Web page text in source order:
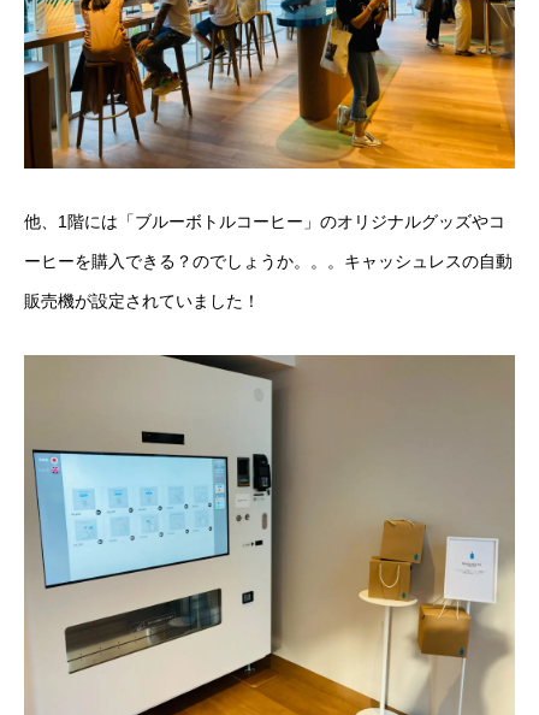
他、1階には「ブルーボトルコーヒー」のオリジナルグッズやコ
ーヒーを購入できる？のでしょうか。。。キャッシュレスの自動
販売機が設定されていました！